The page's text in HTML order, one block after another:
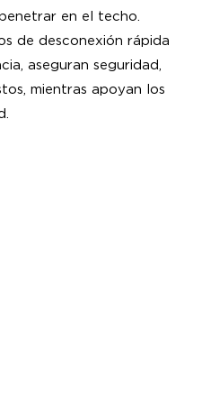
en el techo.
de desconexión rápida
aseguran seguridad,
mientras apoyan los